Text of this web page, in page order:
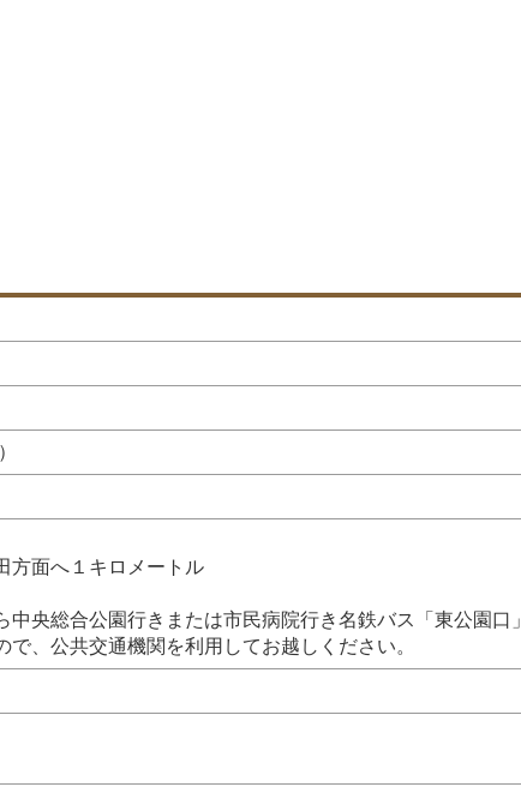
方面へ１キロメートル
中央総合公園行きまたは市民病院行き名鉄バス「東公園口
、公共交通機関を利用してお越しください。